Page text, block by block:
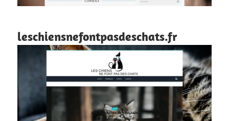
leschiensnefontpasdeschats.fr